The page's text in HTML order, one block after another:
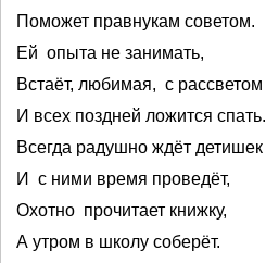
Поможет правнукам советом.
Ей опыта не занимать,
Встаёт, любимая, с рассветом
И всех поздней ложится спать.
Всегда радушно ждёт детишек
И с ними время проведёт,
Охотно прочитает книжку,
А утром в школу соберёт.